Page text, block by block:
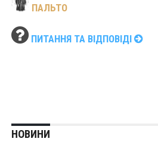
ПАЛЬТО
ПИТАННЯ ТА ВІДПОВІДІ
НОВИНИ